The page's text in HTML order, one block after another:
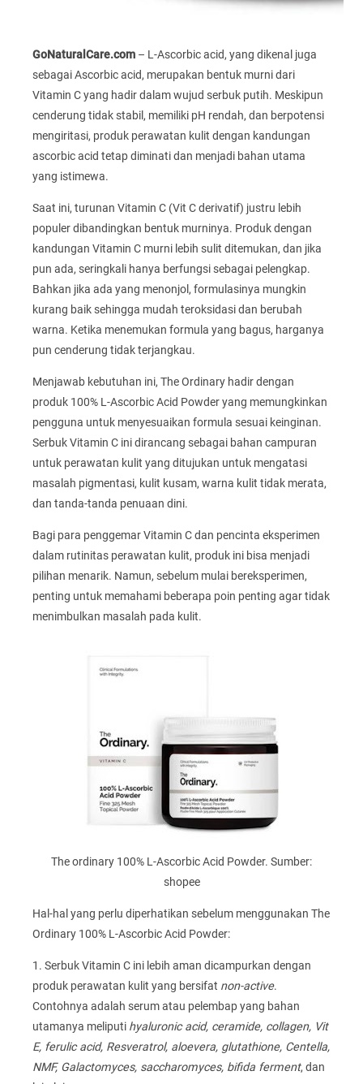
GoNaturalCare.com – L-Ascorbic acid, yang dikenal juga
sebagai Ascorbic acid, merupakan bentuk murni dari
Vitamin C yang hadir dalam wujud serbuk putih. Meskipun
cenderung tidak stabil, memiliki pH rendah, dan berpotensi
mengiritasi, produk perawatan kulit dengan kandungan
ascorbic acid tetap diminati dan menjadi bahan utama
yang istimewa.
Saat ini, turunan Vitamin C (Vit C derivatif) justru lebih
populer dibandingkan bentuk murninya. Produk dengan
kandungan Vitamin C murni lebih sulit ditemukan, dan jika
pun ada, seringkali hanya berfungsi sebagai pelengkap.
Bahkan jika ada yang menonjol, formulasinya mungkin
kurang baik sehingga mudah teroksidasi dan berubah
warna. Ketika menemukan formula yang bagus, harganya
pun cenderung tidak terjangkau.
Menjawab kebutuhan ini, The Ordinary hadir dengan
produk 100% L-Ascorbic Acid Powder yang memungkinkan
pengguna untuk menyesuaikan formula sesuai keinginan.
Serbuk Vitamin C ini dirancang sebagai bahan campuran
untuk perawatan kulit yang ditujukan untuk mengatasi
masalah pigmentasi, kulit kusam, warna kulit tidak merata,
dan tanda-tanda penuaan dini.
Bagi para penggemar Vitamin C dan pencinta eksperimen
dalam rutinitas perawatan kulit, produk ini bisa menjadi
pilihan menarik. Namun, sebelum mulai bereksperimen,
penting untuk memahami beberapa poin penting agar tidak
menimbulkan masalah pada kulit.
The ordinary 100% L-Ascorbic Acid Powder. Sumber:
shopee
Hal-hal yang perlu diperhatikan sebelum menggunakan The
Ordinary 100% L-Ascorbic Acid Powder:
1. Serbuk Vitamin C ini lebih aman dicampurkan dengan
produk perawatan kulit yang bersifat non-active.
Contohnya adalah serum atau pelembap yang bahan
utamanya meliputi hyaluronic acid, ceramide, collagen, Vit
E, ferulic acid, Resveratrol, aloevera, glutathione, Centella,
NMF, Galactomyces, saccharomyces, bifida ferment, dan